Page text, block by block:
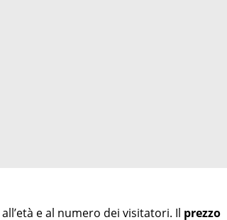
e al numero dei visitatori. Il prezzo